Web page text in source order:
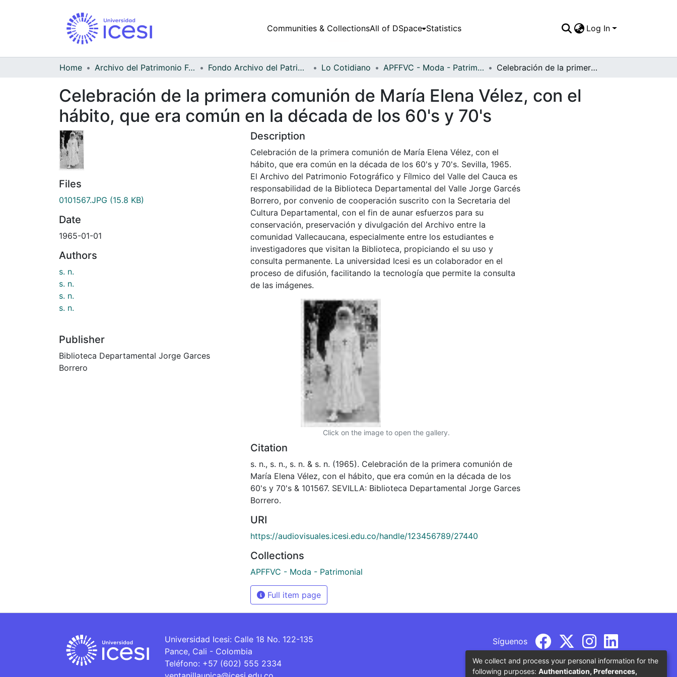
Communities & CollectionsAll of DSpace Statistics Log In
Home Archivo del Patrimonio Fotográfico y Fílmico del Valle del Cauca Fondo Archivo del Patrimonio Fotográfico y Fílmico del Valle del Cauca Lo Cotidiano APFFVC - Moda - Patrimonial Celebración de la primera comunión de María Elena Vélez, con el hábito, que era común en la década de los 60's y 70's
Celebración de la primera comunión de María Elena Vélez, con el
hábito, que era común en la década de los 60's y 70's
Files
0101567.JPG (15.8 KB)
Date
1965-01-01
Authors
s. n.
s. n.
s. n.
s. n.
Publisher
Biblioteca Departamental Jorge Garces
Borrero
Description
Celebración de la primera comunión de María Elena Vélez, con el
hábito, que era común en la década de los 60's y 70's. Sevilla, 1965.
El Archivo del Patrimonio Fotográfico y Fílmico del Valle del Cauca es
responsabilidad de la Biblioteca Departamental del Valle Jorge Garcés
Borrero, por convenio de cooperación suscrito con la Secretaria del
Cultura Departamental, con el fin de aunar esfuerzos para su
conservación, preservación y divulgación del Archivo entre la
comunidad Vallecaucana, especialmente entre los estudiantes e
investigadores que visitan la Biblioteca, propiciando el su uso y
consulta permanente. La universidad Icesi es un colaborador en el
proceso de difusión, facilitando la tecnología que permite la consulta
de las imágenes.
Click on the image to open the gallery.
Citation
s. n., s. n., s. n. & s. n. (1965). Celebración de la primera comunión de
María Elena Vélez, con el hábito, que era común en la década de los
60's y 70's & 101567. SEVILLA: Biblioteca Departamental Jorge Garces
Borrero.
URI
https://audiovisuales.icesi.edu.co/handle/123456789/27440
Collections
APFFVC - Moda - Patrimonial
Full item page
Universidad Icesi: Calle 18 No. 122-135
Pance, Cali - Colombia
Teléfono: +57 (602) 555 2334
Síguenos
We collect and process your personal information for the
following purposes: Authentication, Preferences,